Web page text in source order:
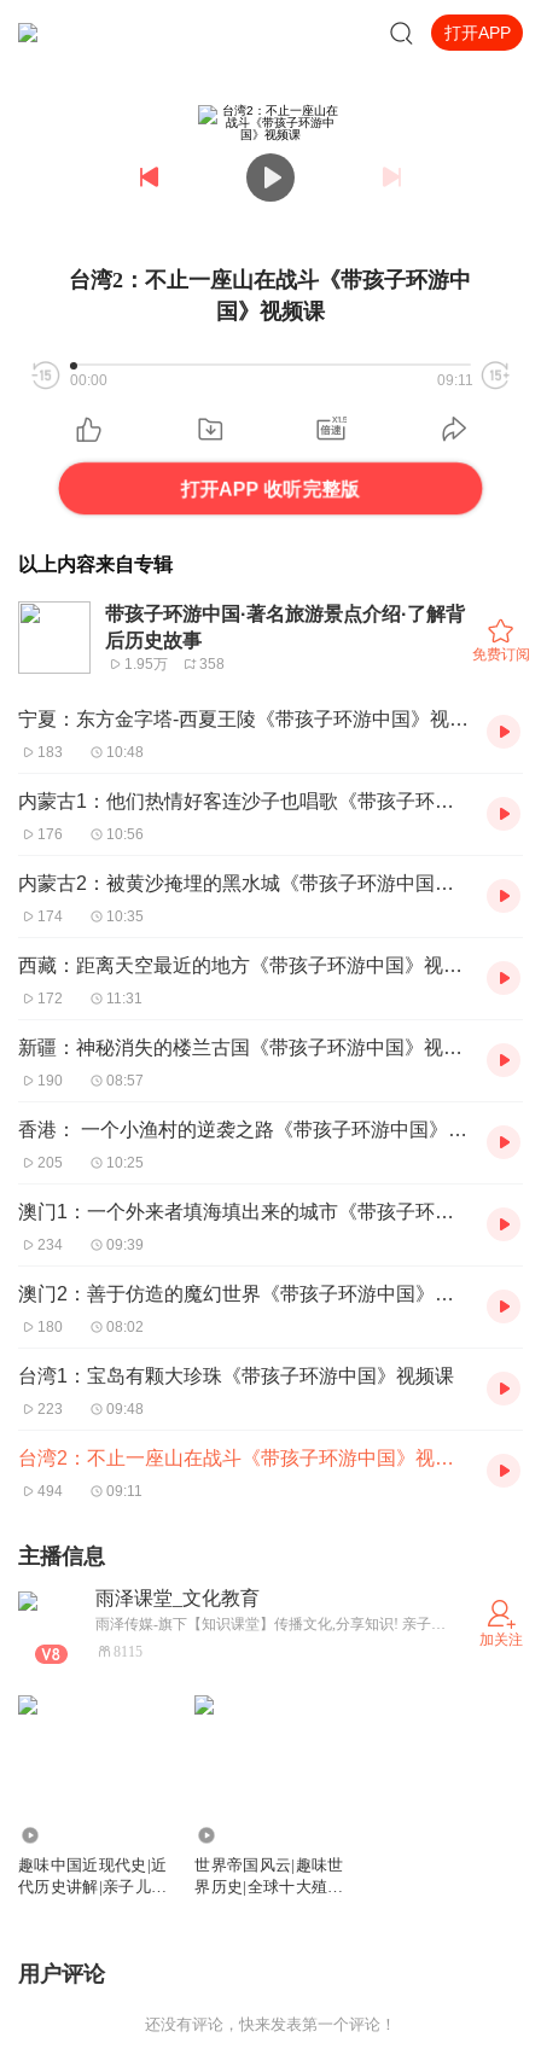
打开APP
台湾2：不止一座山在战斗《带孩子环游中
国》视频课
00:00 09:11
打开APP 收听完整版
以上内容来自专辑
带孩子环游中国·著名旅游景点介绍·了解背
后历史故事
1.95万 358
免费订阅
宁夏：东方金字塔-西夏王陵《带孩子环游中国》视频课
183 10:48
内蒙古1：他们热情好客连沙子也唱歌《带孩子环游中国》视频课
176 10:56
内蒙古2：被黄沙掩埋的黑水城《带孩子环游中国》视频课
174 10:35
西藏：距离天空最近的地方《带孩子环游中国》视频课
172 11:31
新疆：神秘消失的楼兰古国《带孩子环游中国》视频课
190 08:57
香港： 一个小渔村的逆袭之路《带孩子环游中国》视频课
205 10:25
澳门1：一个外来者填海填出来的城市《带孩子环游中国》视频课
234 09:39
澳门2：善于仿造的魔幻世界《带孩子环游中国》视频课
180 08:02
台湾1：宝岛有颗大珍珠《带孩子环游中国》视频课
223 09:48
台湾2：不止一座山在战斗《带孩子环游中国》视频课
494 09:11
主播信息
雨泽课堂_文化教育
雨泽传媒-旗下【知识课堂】传播文化,分享知识! 亲子音视频课: 趣味讲解人文历史科学地理……愿每位小可爱在趣听中学习成长,让趣听伴你入睡！ ——@雨泽传媒YUZECM
8115
加关注
趣味中国近现代史|近
代历史讲解|亲子儿童
世界帝国风云|趣味世
界历史|全球十大殖民
用户评论
还没有评论，快来发表第一个评论！